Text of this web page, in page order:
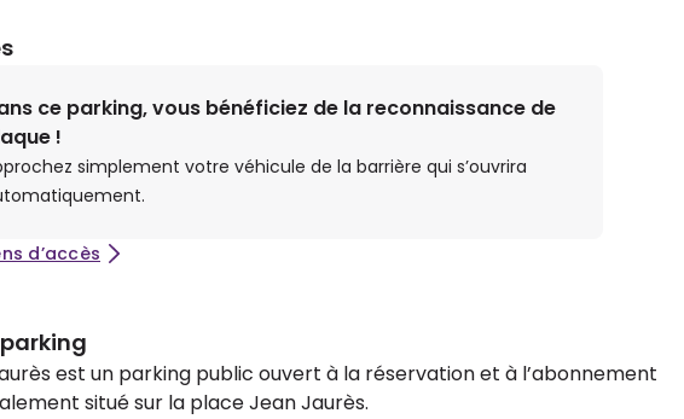
ce parking, vous bénéficiez de la reconnaissance de
!
simplement votre véhicule de la barrière qui s’ouvrira
d’accès
est un parking public ouvert à la réservation et à l’abonnement
situé sur la place Jean Jaurès.